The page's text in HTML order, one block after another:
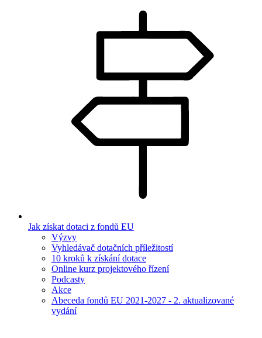
Jak získat dotaci z fondů EU
Výzvy
Vyhledávač dotačních příležitostí
10 kroků k získání dotace
Online kurz projektového řízení
Podcasty
Akce
Abeceda fondů EU 2021-2027 - 2. aktualizované
vydání